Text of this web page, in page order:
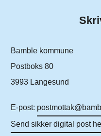
Bamble kommune
Postboks 80
3993 Langesund
E-post:
Send sikker digital post